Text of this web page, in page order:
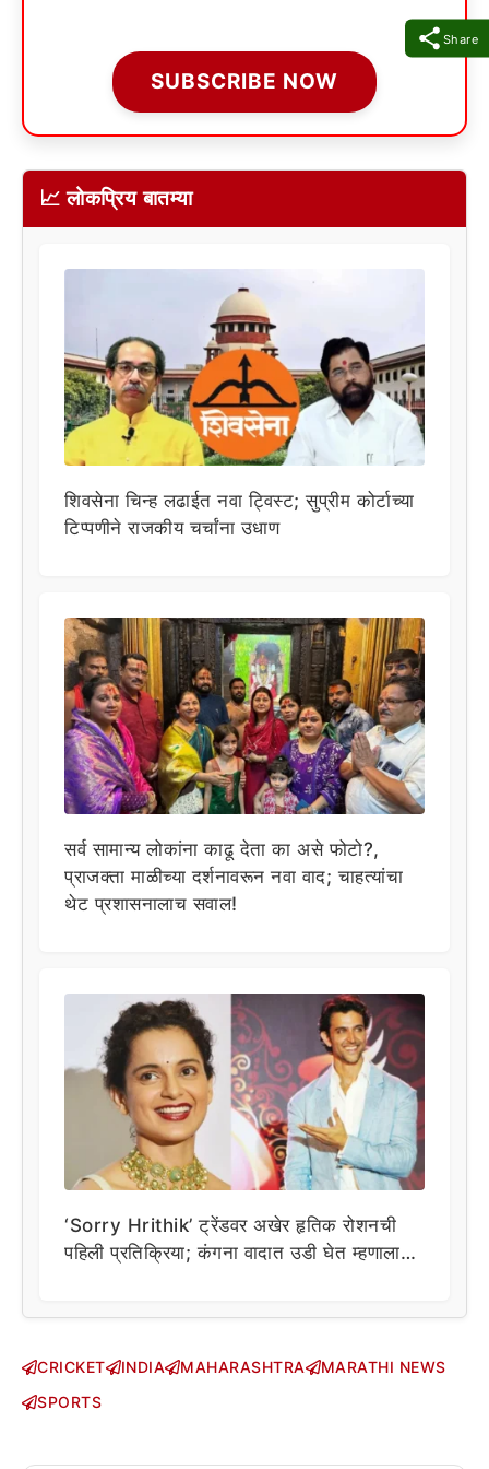
Share
SUBSCRIBE NOW
📈 लोकप्रिय बातम्या
शिवसेना चिन्ह लढाईत नवा ट्विस्ट; सुप्रीम कोर्टाच्या
टिप्पणीने राजकीय चर्चांना उधाण
सर्व सामान्य लोकांना काढू देता का असे फोटो?,
प्राजक्ता माळीच्या दर्शनावरून नवा वाद; चाहत्यांचा
थेट प्रशासनालाच सवाल!
‘Sorry Hrithik’ ट्रेंडवर अखेर हृतिक रोशनची
पहिली प्रतिक्रिया; कंगना वादात उडी घेत म्हणाला…
CRICKET INDIA MAHARASHTRA
MARATHI NEWS
SPORTS